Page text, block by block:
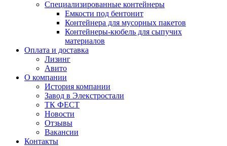
Специализированные контейнеры
Емкости под бентонит
Контейнера для мусорных пакетов
Контейнеры-кюбель для сыпучих
материалов
Оплата и доставка
Лизинг
Авито
О компании
История компании
Завод в Элекстростали
ТК ФЕСТ
Новости
Отзывы
Вакансии
Контакты